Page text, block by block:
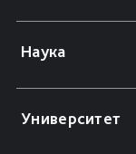
Наука
Университет